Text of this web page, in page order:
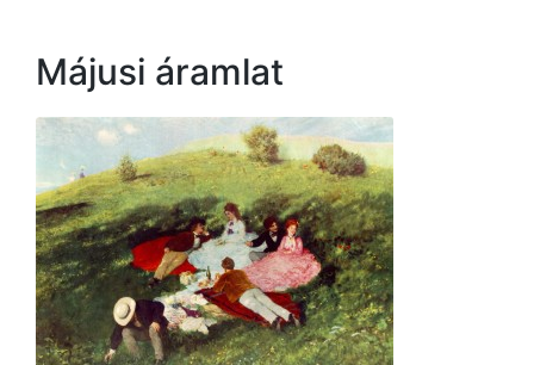
Májusi áramlat